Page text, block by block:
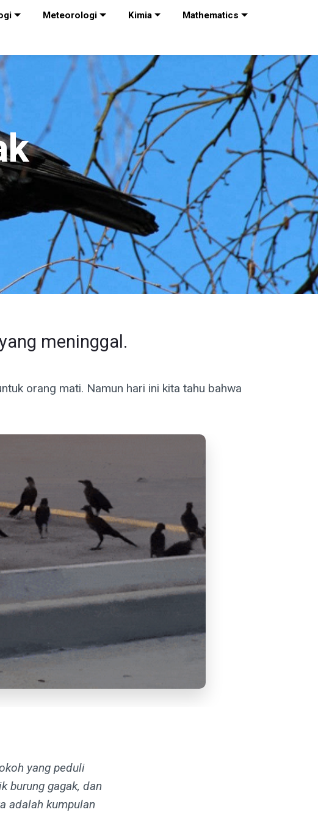
Meteorologi Kimia Mathematics
meninggal.
orang mati. Namun hari ini kita tahu bahwa
yang peduli
burung gagak, dan
adalah kumpulan